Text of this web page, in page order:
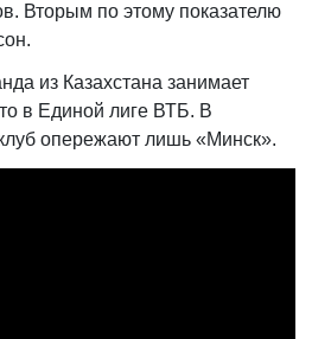
Вторым по этому показателю
из Казахстана занимает
в Единой лиге ВТБ. В
опережают лишь «Минск».